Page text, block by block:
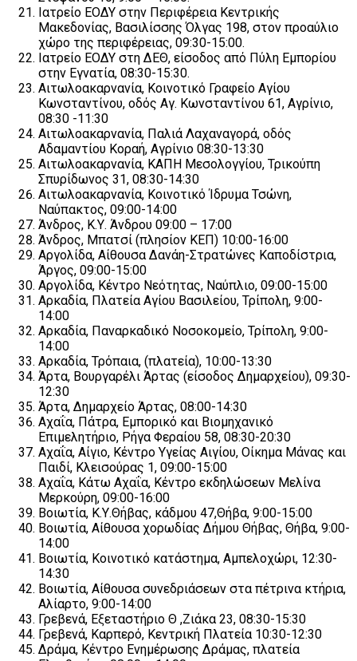
Ιατρείο ΕΟΔΥ στην Περιφέρεια Κεντρικής
Μακεδονίας, Βασιλίσσης Όλγας 198, στον προαύλιο
χώρο της περιφέρειας, 09:30-15:00.
Ιατρείο ΕΟΔΥ στη ΔΕΘ, είσοδος από Πύλη Εμπορίου
στην Εγνατία, 08:30-15:30.
Αιτωλοακαρνανία, Κοινοτικό Γραφείο Αγίου
Κωνσταντίνου, οδός Αγ. Κωνσταντίνου 61, Αγρίνιο,
08:30 -11:30
Αιτωλοακαρνανία, Παλιά Λαχαναγορά, οδός
Αδαμαντίου Κοραή, Αγρίνιο 08:30-13:30
Αιτωλοακαρνανία, ΚΑΠΗ Μεσολογγίου, Τρικούπη
Σπυρίδωνος 31, 08:30-14:30
Αιτωλοακαρνανία, Κοινοτικό Ίδρυμα Τσώνη,
Ναύπακτος, 09:00-14:00
Άνδρος, Κ.Υ. Άνδρου 09:00 – 17:00
Άνδρος, Μπατσί (πλησίον ΚΕΠ) 10:00-16:00
Αργολίδα, Αίθουσα Δανάη-Στρατώνες Καποδίστρια,
Άργος, 09:00-15:00
Αργολίδα, Κέντρο Νεότητας, Ναύπλιο, 09:00-15:00
Αρκαδία, Πλατεία Αγίου Βασιλείου, Τρίπολη, 9:00-
14:00
Αρκαδία, Παναρκαδικό Νοσοκομείο, Τρίπολη, 9:00-
14:00
Αρκαδία, Τρόπαια, (πλατεία), 10:00-13:30
Άρτα, Βουργαρέλι Άρτας (είσοδος Δημαρχείου), 09:30-
12:30
Άρτα, Δημαρχείο Άρτας, 08:00-14:30
Αχαΐα, Πάτρα, Εμπορικό και Βιομηχανικό
Επιμελητήριο, Ρήγα Φεραίου 58, 08:30-20:30
Αχαΐα, Αίγιο, Κέντρο Υγείας Αιγίου, Οίκημα Μάνας και
Παιδί, Κλεισούρας 1, 09:00-15:00
Αχαΐα, Κάτω Αχαΐα, Κέντρο εκδηλώσεων Μελίνα
Μερκούρη, 09:00-16:00
Βοιωτία, Κ.Υ.Θήβας, κάδμου 47,Θήβα, 9:00-15:00
Βοιωτία, Αίθουσα χορωδίας Δήμου Θήβας, Θήβα, 9:00-
14:00
Βοιωτία, Κοινοτικό κατάστημα, Αμπελοχώρι, 12:30-
14:30
Βοιωτία, Αίθουσα συνεδριάσεων στα πέτρινα κτήρια,
Αλίαρτο, 9:00-14:00
Γρεβενά, Εξεταστήριο Θ ,Ζιάκα 23, 08:30-15:30
Γρεβενά, Καρπερό, Κεντρική Πλατεία 10:30-12:30
Δράμα, Κέντρο Ενημέρωσης Δράμας, πλατεία